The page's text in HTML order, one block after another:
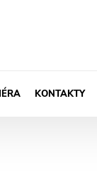
KONTAKTY